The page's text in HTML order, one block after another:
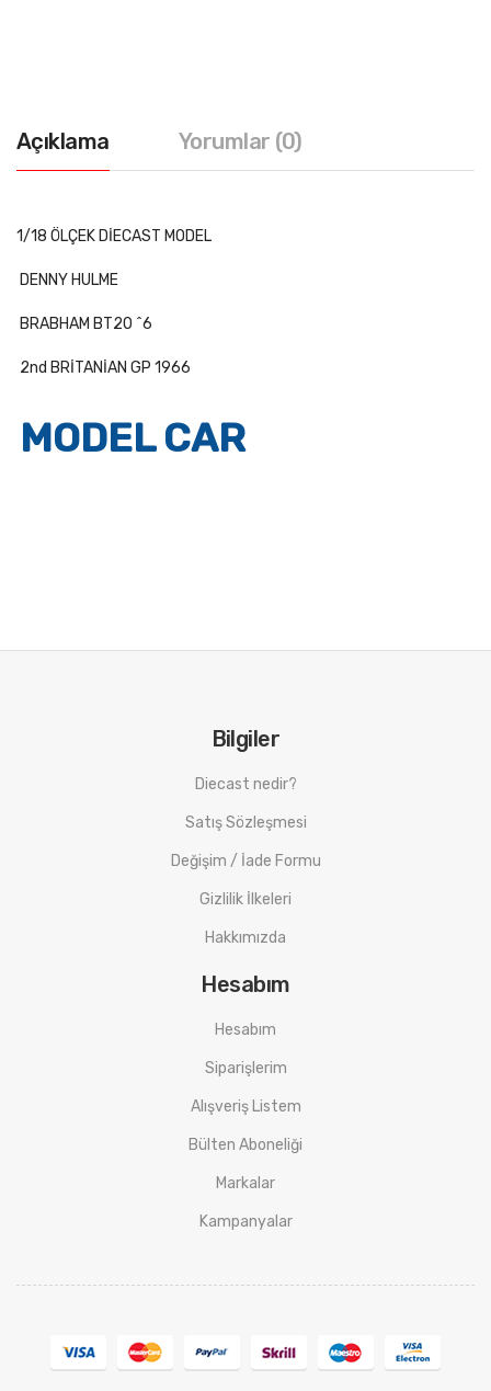
Açıklama Yorumlar (0)
1/18 ÖLÇEK DİECAST MODEL
DENNY HULME
BRABHAM BT20 ^6
2nd BRİTANİAN GP 1966
MODEL CAR
Bilgiler
Diecast nedir?
Satış Sözleşmesi
Değişim / İade Formu
Gizlilik İlkeleri
Hakkımızda
Hesabım
Hesabım
Siparişlerim
Alışveriş Listem
Bülten Aboneliği
Markalar
Kampanyalar